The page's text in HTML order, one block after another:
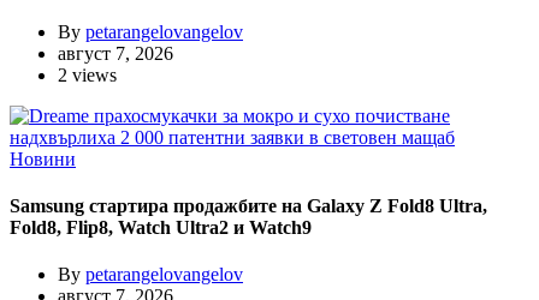
By petarangelovangelov
август 7, 2026
2 views
Новини
Samsung стартира продажбите на Galaxy Z Fold8 Ultra,
Fold8, Flip8, Watch Ultra2 и Watch9
By petarangelovangelov
август 7, 2026